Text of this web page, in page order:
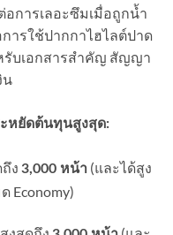
อการเลอะซึมเมื่อถูกน้ำ
ารใช้ปากกาไฮไลต์ปาด
รับเอกสารสำคัญ สัญญา
น
หยัดต้นทุนสูงสุด:
ง 3,000 หน้า (และได้สูง
Economy)